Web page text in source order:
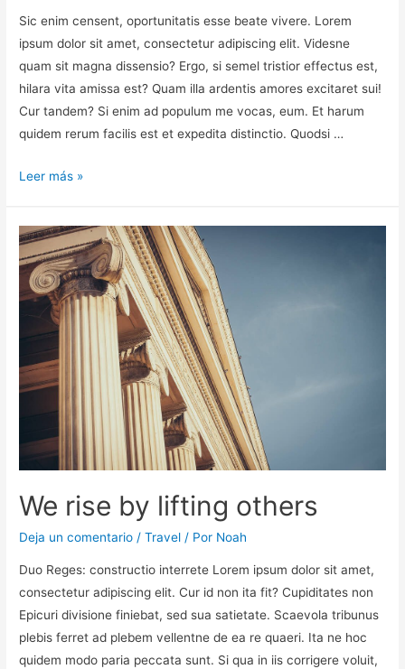
Sic enim censent, oportunitatis esse beate vivere. Lorem
ipsum dolor sit amet, consectetur adipiscing elit. Videsne
quam sit magna dissensio? Ergo, si semel tristior effectus est,
hilara vita amissa est? Quam illa ardentis amores excitaret sui!
Cur tandem? Si enim ad populum me vocas, eum. Et harum
quidem rerum facilis est et expedita distinctio. Quodsi …
Leer más »
We rise by lifting others
Deja un comentario /Travel / Por Noah
Duo Reges: constructio interrete Lorem ipsum dolor sit amet,
consectetur adipiscing elit. Cur id non ita fit? Cupiditates non
Epicuri divisione finiebat, sed sua satietate. Scaevola tribunus
plebis ferret ad plebem vellentne de ea re quaeri. Ita ne hoc
quidem modo paria peccata sunt. Si qua in iis corrigere voluit,